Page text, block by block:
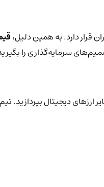
قرار دارد. به همین دلیل،
سرمایه‌گذاری را
ارزهای دیجیتال بپردازید.